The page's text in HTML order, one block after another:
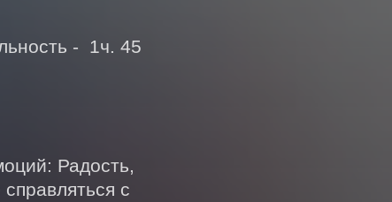
-  1ч. 45
Радость,
с